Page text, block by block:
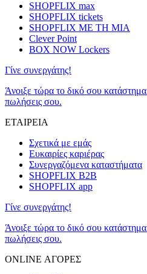
SHOPFLIX max
SHOPFLIX tickets
SHOPFLIX ΜΕ ΤΗ ΜΙΑ
Clever Point
BOX NOW Lockers
Γίνε συνεργάτης!
Άνοιξε τώρα το δικό σου
πωλήσεις σου.
ΕΤΑΙΡΕΙΑ
Σχετικά με εμάς
Ευκαιρίες καριέρας
Συνεργαζόμενα καταστήματα
SHOPFLIX B2B
SHOPFLIX app
Γίνε συνεργάτης!
Άνοιξε τώρα το δικό σου
πωλήσεις σου.
ONLINE ΑΓΟΡΕΣ